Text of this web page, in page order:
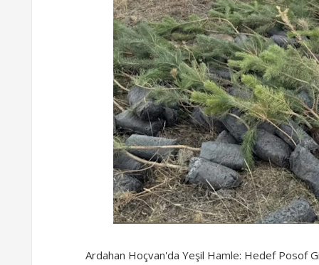
Ardahan Hoçvan'da Yeşil Hamle: Hedef Posof